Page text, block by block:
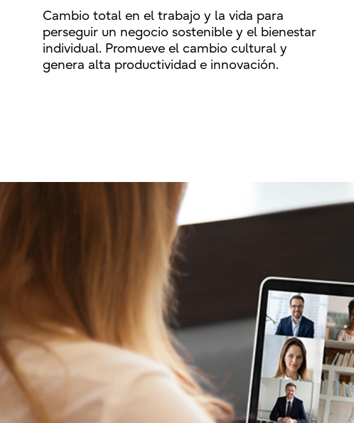
Cambio total en el trabajo y la vida para
perseguir un negocio sostenible y el bienestar
individual. Promueve el cambio cultural y
genera alta productividad e innovación.